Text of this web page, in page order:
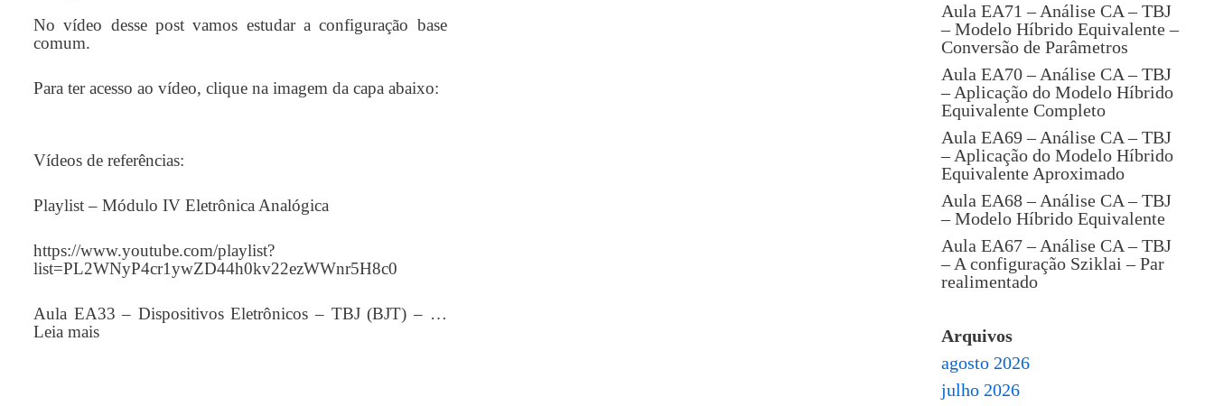
No vídeo desse post vamos estudar a configuração base
comum.
Para ter acesso ao vídeo, clique na imagem da capa abaixo:
Vídeos de referências:
Playlist – Módulo IV Eletrônica Analógica
https://www.youtube.com/playlist?
list=PL2WNyP4cr1ywZD44h0kv22ezWWnr5H8c0
Aula EA33 – Dispositivos Eletrônicos – TBJ (BJT) – …
Leia mais
Aula EA71 – Análise CA – TBJ
– Modelo Híbrido Equivalente –
Conversão de Parâmetros
Aula EA70 – Análise CA – TBJ
– Aplicação do Modelo Híbrido
Equivalente Completo
Aula EA69 – Análise CA – TBJ
– Aplicação do Modelo Híbrido
Equivalente Aproximado
Aula EA68 – Análise CA – TBJ
– Modelo Híbrido Equivalente
Aula EA67 – Análise CA – TBJ
– A configuração Sziklai – Par
realimentado
Arquivos
agosto 2026
julho 2026